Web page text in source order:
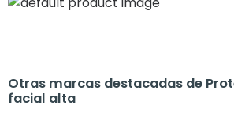
Otras marcas destacadas de
facial alta